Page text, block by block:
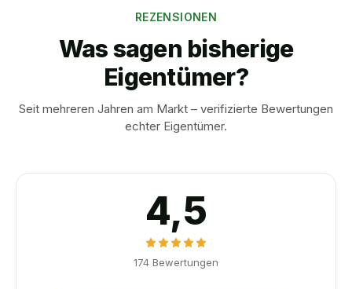
REZENSIONEN
Was sagen bisherige
Eigentümer?
Seit mehreren Jahren am Markt – verifizierte Bewertungen
echter Eigentümer.
4,5
174 Bewertungen